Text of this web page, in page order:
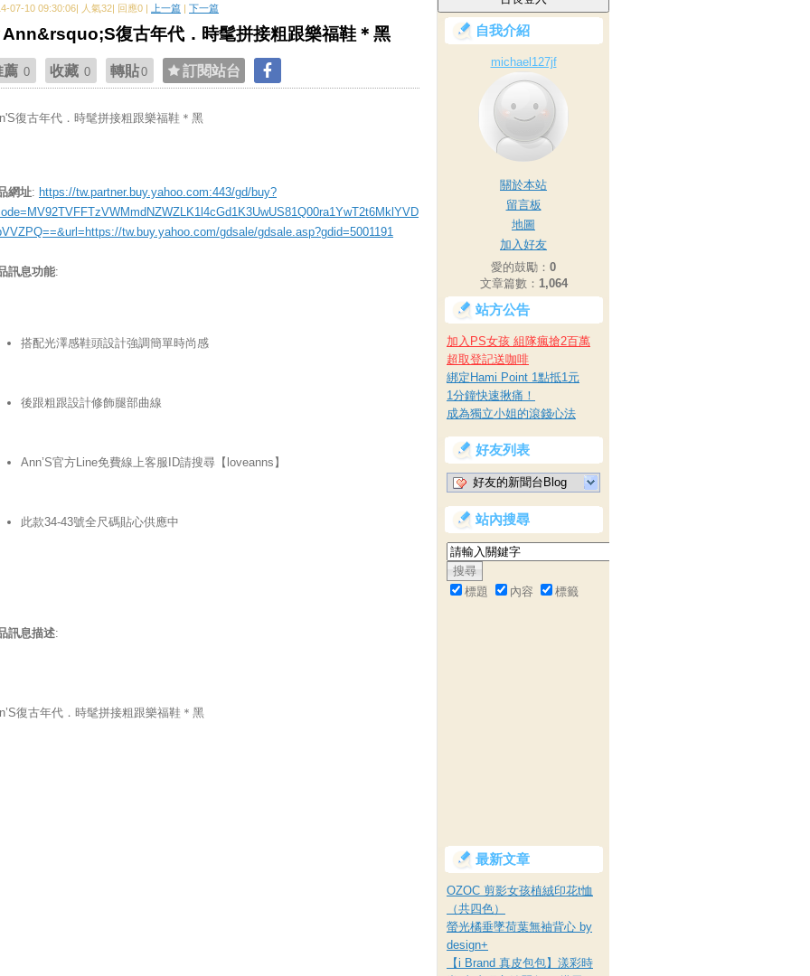
07-10 09:30:06| 人氣32| 回應0 | 上一篇 | 下一篇
Ann&rsquo;S復古年代．時髦拼接粗跟樂福鞋＊黑
薦 0 收藏 0 轉貼0 訂閱站台
復古年代．時髦拼接粗跟樂福鞋＊黑
網址: https://tw.partner.buy.yahoo.com:443/gd/buy?
tw.buy.yahoo.com/gdsale/gdsale.asp?gdid=5001191
訊息功能:
搭配光澤感鞋頭設計強調簡單時尚感
後跟粗跟設計修飾腿部曲線
Ann’S官方Line免費線上客服ID請搜尋【loveanns】
此款34-43號全尺碼貼心供應中
訊息描述:
復古年代．時髦拼接粗跟樂福鞋＊黑
自我介紹
michael127jf
關於本站
留言板
地圖
加入好友
愛的鼓勵： 0
文章篇數： 1,064
站方公告
加入PS女孩 組隊瘋搶2百萬
超取登記送咖啡
綁定Hami Point 1點抵1元
1分鐘快速揪痛！
成為獨立小姐的滾錢心法
好友列表
好友的新聞台Blog
站內搜尋
標題 內容 標籤
最新文章
OZOC 剪影女孩植絨印花t恤
（共四色）
螢光橘垂墜荷葉無袖背心 by
design+
【i Brand 真皮包包】漾彩時